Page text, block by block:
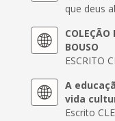
que deus
COLEÇÃO
BOUSO
ESCRITO
A
vida
Escrito